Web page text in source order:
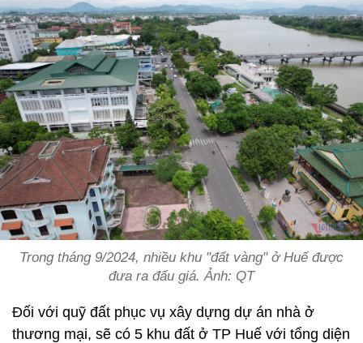
Trong tháng 9/2024, nhiều khu "đất vàng" ở Huế được
đưa ra đấu giá. Ảnh: QT
Đối với quỹ đất phục vụ xây dựng dự án nhà ở
thương mại, sẽ có 5 khu đất ở TP Huế với tổng diện